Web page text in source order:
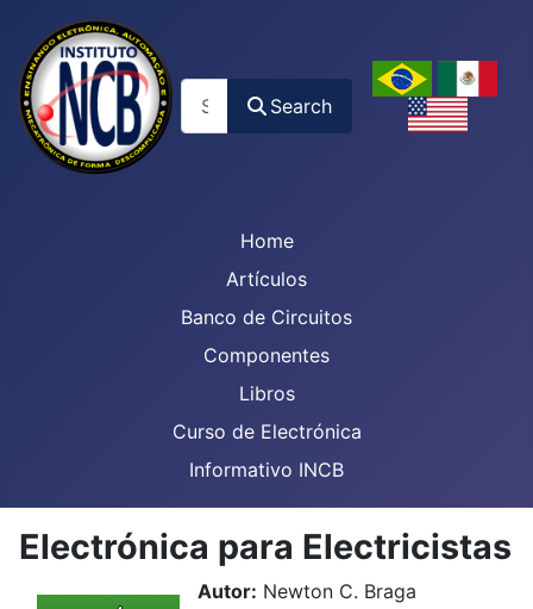
Search
Home
Artículos
Banco de Circuitos
Componentes
Libros
Curso de Electrónica
Informativo INCB
Electrónica para Electricistas
Autor: Newton C. Braga